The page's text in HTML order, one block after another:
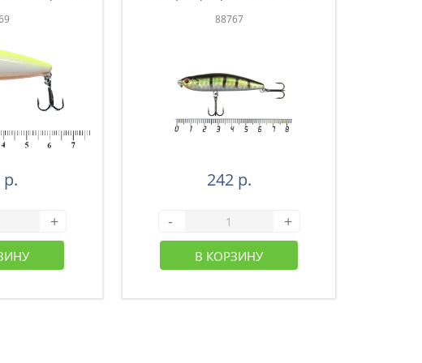
р.
+
черными полосами(F991)
88767
242 р.
- +
В КОРЗИНУ